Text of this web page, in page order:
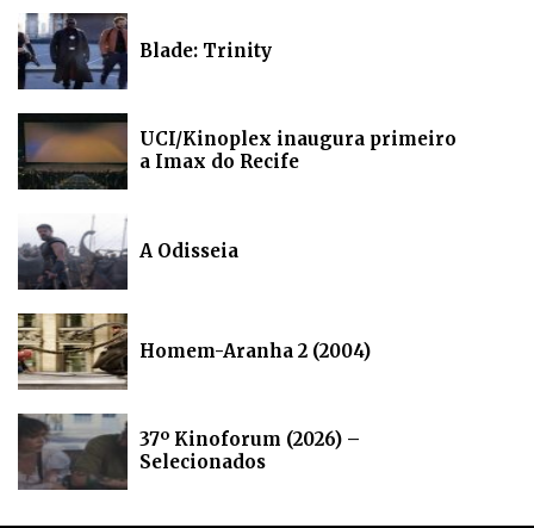
Blade: Trinity
UCI/Kinoplex inaugura primeiro
a Imax do Recife
A Odisseia
Homem-Aranha 2 (2004)
37º Kinoforum (2026) –
Selecionados